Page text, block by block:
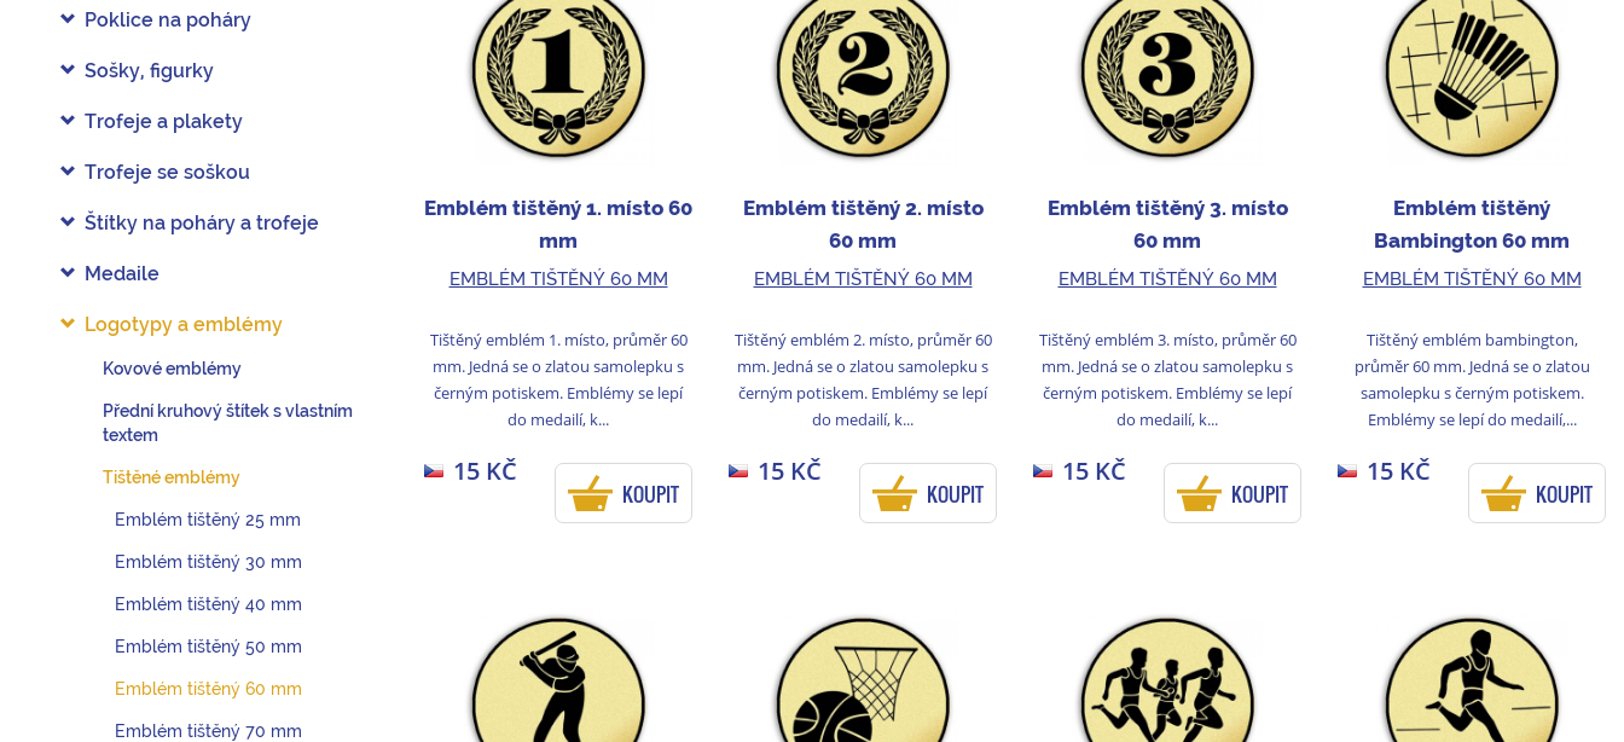
Poklice na poháry
Sošky, figurky
Trofeje a plakety
Trofeje se soškou
Štítky na poháry a trofeje
Medaile
Logotypy a emblémy
Kovové emblémy
Přední kruhový štítek s vlastním
textem
Tištěné emblémy
Emblém tištěný 25 mm
Emblém tištěný 30 mm
Emblém tištěný 40 mm
Emblém tištěný 50 mm
Emblém tištěný 60 mm
Emblém tištěný 70 mm
Emblém tištěný 1. místo 60
mm
EMBLÉM TIŠTĚNÝ 60 MM
Tištěný emblém 1. místo, průměr 60
mm. Jedná se o zlatou samolepku s
černým potiskem. Emblémy se lepí
do medailí, k...
15 KČ
KOUPIT
Emblém tištěný 2. místo
60 mm
EMBLÉM TIŠTĚNÝ 60 MM
Tištěný emblém 2. místo, průměr 60
mm. Jedná se o zlatou samolepku s
černým potiskem. Emblémy se lepí
do medailí, k...
15 KČ
KOUPIT
Emblém tištěný 3. místo
60 mm
EMBLÉM TIŠTĚNÝ 60 MM
Tištěný emblém 3. místo, průměr 60
mm. Jedná se o zlatou samolepku s
černým potiskem. Emblémy se lepí
do medailí, k...
15 KČ
KOUPIT
Emblém tištěný
Bambington 60 mm
EMBLÉM TIŠTĚNÝ 60 MM
Tištěný emblém bambington,
průměr 60 mm. Jedná se o zlatou
samolepku s černým potiskem.
Emblémy se lepí do medailí,...
15 KČ
KOUPIT